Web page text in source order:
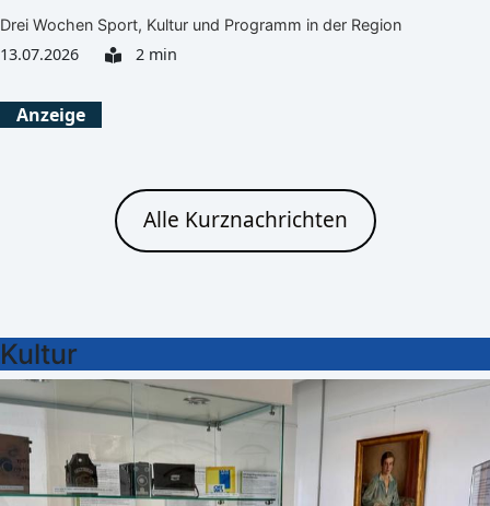
Drei Wochen Sport, Kultur und Programm in der Region
13.07.2026 2 min
Anzeige
Alle Kurznachrichten
Kultur